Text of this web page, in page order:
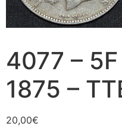
4077 –
1875 –
20,00€